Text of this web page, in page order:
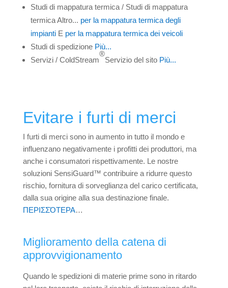
Studi di mappatura termica / Studi di mappatura
termica Altro... per la mappatura termica degli
impiantiE per la mappatura termica dei veicoli
Studi di spedizione Più...
Servizi / ColdStream
®
Servizio del sito Più...
Evitare i furti di merci
I furti di merci sono in aumento in tutto il mondo e
influenzano negativamente i profitti dei produttori, ma
anche i consumatori rispettivamente. Le nostre
soluzioni SensiGuard™ contribuire a ridurre questo
rischio, fornitura di sorveglianza del carico certificata,
dalla sua origine alla sua destinazione finale.
ΠΕΡΙΣΣΌΤΕΡΑ…
Miglioramento della catena di
approvvigionamento
Quando le spedizioni di materie prime sono in ritardo